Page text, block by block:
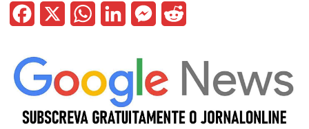
c
e
b
t
s
k
e
M
s
e
d